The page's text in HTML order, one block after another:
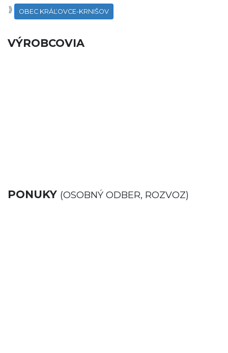
OBEC KRÁĽOVCE-KRNIŠOV
VÝROBCOVIA
PONUKY (OSOBNÝ ODBER, ROZVOZ)